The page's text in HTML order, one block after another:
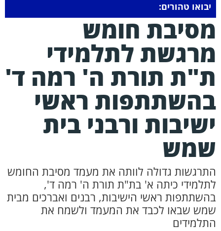
יבואו טהורים:
חומש
לתלמידי
תורת ה' רמה ד'
ראשי
ורבני בית
גדולה לוותה את מעמד מסיבת החומש
כיתה א' בת"ת תורת ה' רמה ד',
ראשי הישיבות, רבנים ואברכים מבית
שבאו לכבד את המעמד ולשמח את